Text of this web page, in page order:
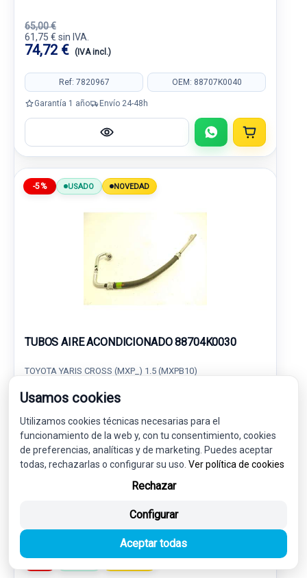
65,00 €
61,75 € sin IVA.
74,72 € (IVA incl.)
Ref: 7820967 OEM: 88707K0040
Garantía 1 año Envío 24-48h
-5% USADO NOVEDAD
TUBOS AIRE ACONDICIONADO 88704K0030
TOYOTA YARIS CROSS (MXP_) 1.5 (MXPB10)
65,00 €
74,72 €
Ref: 7820968 OEM: 88704K0030
Envío 24-48h
Usamos cookies
Utilizamos cookies técnicas necesarias para el
funcionamiento de la web y, con tu consentimiento, cookies
de preferencias, analíticas y de marketing. Puedes aceptar
todas, rechazarlas o configurar su uso. Ver política de cookies
Rechazar
Configurar
Aceptar todas